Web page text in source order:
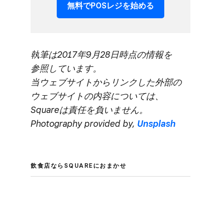
無料で​POSレジを​始める
執筆は​2017年9月28日時点の​情報を​
参照しています。​
当ウェブサイトから​リンクした​外部の​
ウェブサイトの​内容に​ついては、​
Squareは​責任を​負いません。​
Photography provided by, Unsplash
飲食店なら​SQUAREに​おまかせ